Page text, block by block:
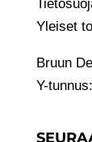
Yleiset
Bruun
Y-